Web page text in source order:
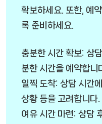
확보하세요. 또한, 예
록 준비하세요.
충분한 시간 확보: 상
분한 시간을 예약합니
일찍 도착: 상담 시간
상황 등을 고려합니다.
여유 시간 마련: 상담